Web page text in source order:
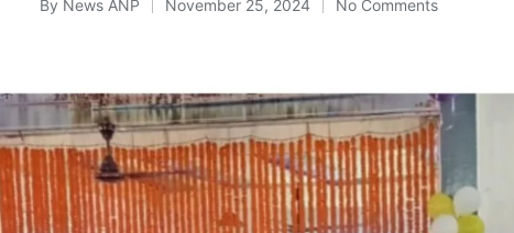
Posted
By News ANP November 25, 2024 No Comments